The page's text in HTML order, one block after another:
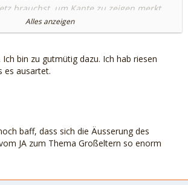
brauchst, um Kante zu zeigen merkt
eine Mutter, die klar kommuniziert
Alles anzeigen
Ich bin zu gutmütig dazu. Ich hab riesen
es ausartet.
baff, dass sich die Äusserung des
JA zum Thema Großeltern so enorm